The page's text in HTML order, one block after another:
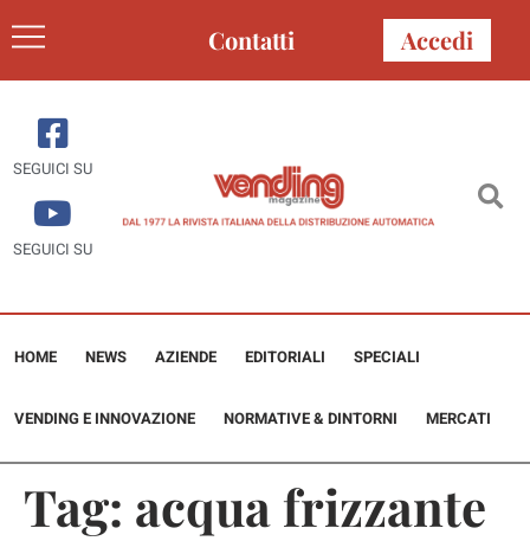
Contatti Accedi
SEGUICI SU
SEGUICI SU
HOME NEWS AZIENDE EDITORIALI SPECIALI
VENDING E INNOVAZIONE NORMATIVE & DINTORNI MERCATI
Tag: acqua frizzante